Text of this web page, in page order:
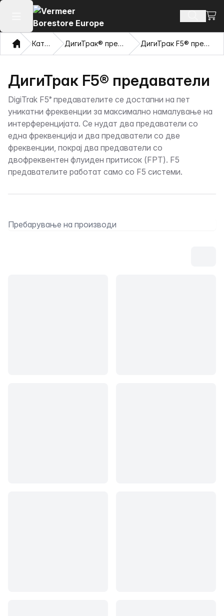
Отвори го главното мени
Дома Каталог ДигиТрак® предаватели ДигиТрак F5® предаватели
ДигиТрак F5® предаватели
DigiTrak F5® предавателите се достапни на пет
уникатни фреквенции за максимално намалување на
интерференцијата. Се нудат два предаватели со
една фреквенција и два предаватели со две
фреквенции, покрај два предаватели со
двофреквентен флуиден притисок (FPT). F5
предавателите работат само со F5 системи.